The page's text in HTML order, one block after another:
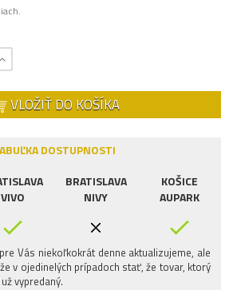
VLOŽIŤ DO KOŠÍKA
DOSTUPNOSTI
VIVO
BRATISLAVA
NIVY
KOŠICE
AUPARK
Vás niekoľkokrát denne aktualizujeme, ale
v ojedinelých prípadoch stať, že tovar, ktorý
vypredaný.